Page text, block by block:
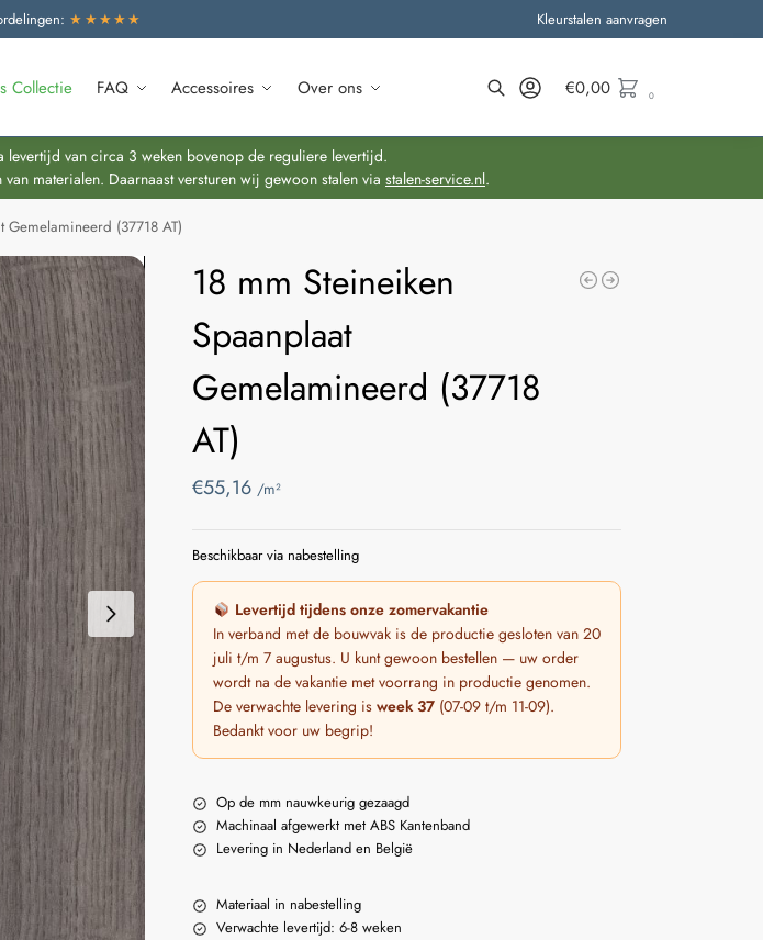
★★★★★ Kleurstalen aanvragen
Collectie FAQ Accessoires Over ons €0,00 0
van circa 3 weken bovenop de reguliere levertijd.
materialen. Daarnaast versturen wij gewoon stalen via stalen-service.nl.
Gemelamineerd (37718 AT)
18 mm Steineiken
Spaanplaat
Gemelamineerd (37718
AT)
€55,16 /m²
Beschikbaar via nabestelling
Levertijd tijdens onze zomervakantie
In verband met de bouwvak is de productie gesloten van 20
juli t/m 7 augustus. U kunt gewoon bestellen — uw order
wordt na de vakantie met voorrang in productie genomen.
De verwachte levering isweek 37 (07-09 t/m 11-09).
Bedankt voor uw begrip!
Op de mm nauwkeurig gezaagd
Machinaal afgewerkt met ABS Kantenband
Levering in Nederland en België
Materiaal in nabestelling
Verwachte levertijd: 6-8 weken